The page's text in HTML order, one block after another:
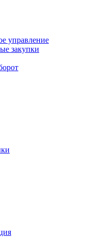
управление
закупки